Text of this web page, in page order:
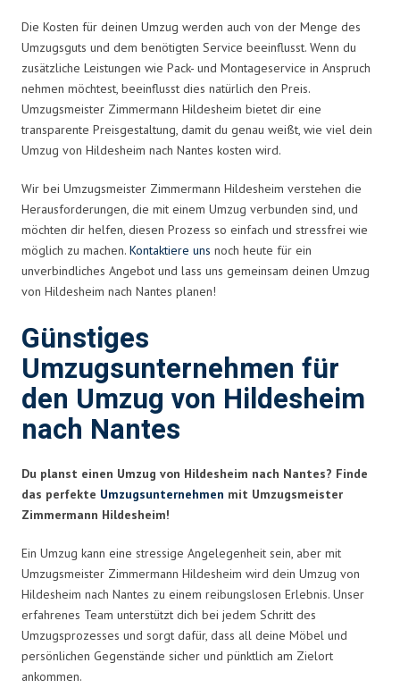
Die Kosten für deinen Umzug werden auch von der Menge des
Umzugsguts und dem benötigten Service beeinflusst. Wenn du
zusätzliche Leistungen wie Pack- und Montageservice in Anspruch
nehmen möchtest, beeinflusst dies natürlich den Preis.
Umzugsmeister Zimmermann Hildesheim bietet dir eine
transparente Preisgestaltung, damit du genau weißt, wie viel dein
Umzug von Hildesheim nach Nantes kosten wird.
Wir bei Umzugsmeister Zimmermann Hildesheim verstehen die
Herausforderungen, die mit einem Umzug verbunden sind, und
möchten dir helfen, diesen Prozess so einfach und stressfrei wie
möglich zu machen. Kontaktiere uns noch heute für ein
unverbindliches Angebot und lass uns gemeinsam deinen Umzug
von Hildesheim nach Nantes planen!
Günstiges
Umzugsunternehmen für
den Umzug von Hildesheim
nach Nantes
Du planst einen Umzug von Hildesheim nach Nantes? Finde
das perfekte Umzugsunternehmen mit Umzugsmeister
Zimmermann Hildesheim!
Ein Umzug kann eine stressige Angelegenheit sein, aber mit
Umzugsmeister Zimmermann Hildesheim wird dein Umzug von
Hildesheim nach Nantes zu einem reibungslosen Erlebnis. Unser
erfahrenes Team unterstützt dich bei jedem Schritt des
Umzugsprozesses und sorgt dafür, dass all deine Möbel und
persönlichen Gegenstände sicher und pünktlich am Zielort
ankommen.